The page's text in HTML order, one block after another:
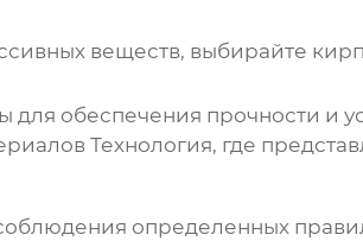
веществ, выбирайте
обеспечения прочности и
Технология, где
определенных